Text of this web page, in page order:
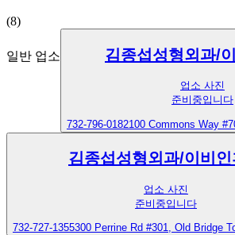
(8)
일반 업소 김종섭성형외과/
업소 사진
준비중입니다
732-796-0182100 Commons Way
김종섭성형외과/이비
업소 사진
준비중입니다
732-727-1355300 Perrine Rd #301, Old Bridge